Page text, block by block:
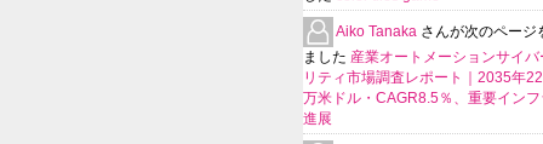
Aiko Tanaka さんが次のページ
ました 産業オートメーションサイ
リティ市場調査レポート｜2035年
万米ドル・CAGR8.5％、重要イン
進展